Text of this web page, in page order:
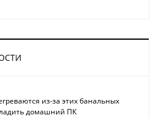
из-за этих банальных
домашний ПК